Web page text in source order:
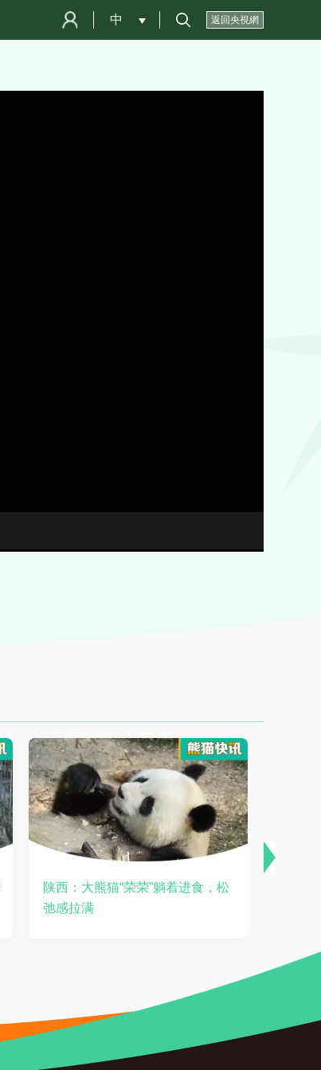
返回央視網
中
陕西：大熊猫“荣荣”躺着进食，松
弛感拉满